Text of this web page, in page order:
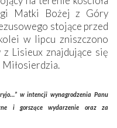
Matki Bożej z Góry
stojące przed
w lipcu zniszczono
Lisieux znajdujące się
w intencji wynagrodzenia Panu
i gorszące wydarzenie oraz za